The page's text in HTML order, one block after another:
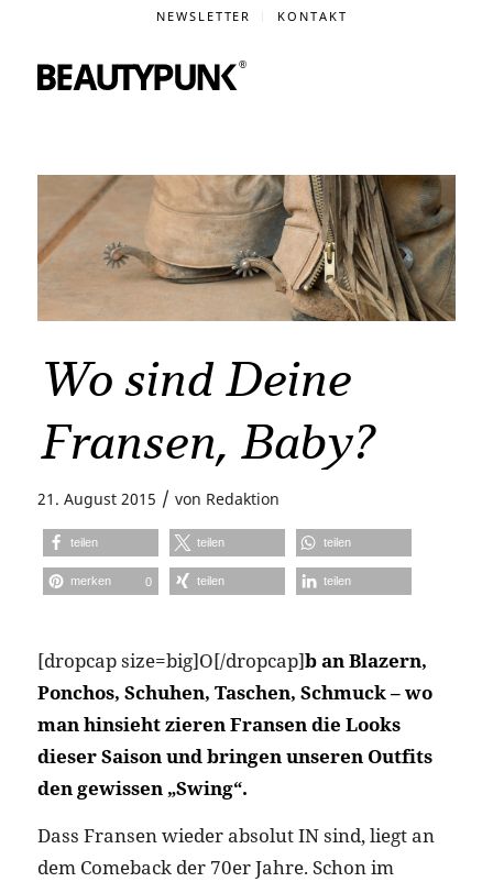
NEWSLETTER KONTAKT
Wo sind Deine
Fransen, Baby?
21. August 2015 / von Redaktion
teilen teilen teilen
merken 0 teilen teilen
[dropcap size=big]O[/dropcap]b an Blazern,
Ponchos, Schuhen, Taschen, Schmuck – wo
man hinsieht zieren Fransen die Looks
dieser Saison und bringen unseren Outfits
den gewissen „Swing“.
Dass Fransen wieder absolut IN sind, liegt an
dem Comeback der 70er Jahre. Schon im